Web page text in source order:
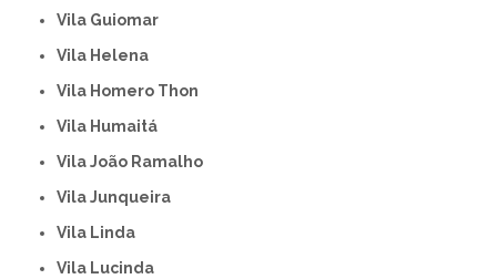
Vila Guiomar
Vila Helena
Vila Homero Thon
Vila Humaitá
Vila João Ramalho
Vila Junqueira
Vila Linda
Vila Lucinda